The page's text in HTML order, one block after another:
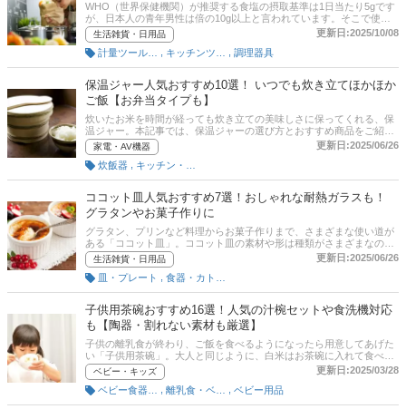
WHO（世界保健機関）が推奨する食塩の摂取基準は1日当たり5gです
が、日本人の青年男性は倍の10g以上と言われています。そこで使い
たいのが塩分計。普段何気なく口にしている味噌汁などの食べ物に含
まれている塩分濃度を計測できるので、塩分制限中の方や塩分のとり
すぎを気にする方にぜひ使ってもらいたいアイテムです。そこでこの
記事では、フードコーディネーターの加治佐由香里さんと編集部が、
塩分計の選び方とおすすめの商品をご紹介。スティックタイプやスプ
ーン、乗せるだけのものなど形状や種類があります。測ることのでき
る精度も商品によって異なり、タニタやドリテック、アタゴなどさま
ざまなメーカーから販売されています。記事後半には、Amazonなど
の通販サイトの最新人気ランキングのリンクもあるので、売れ筋や口
コミを確認してみましょう。
生活雑貨・日用品
更新日:2025/10/08
調理器具
保温ジャー人気おすすめ10選！ いつでも炊き立てほかほか
ご飯【お弁当タイプも】
炊いたお米を時間が経っても炊き立ての美味しさに保ってくれる、保
温ジャー。本記事では、保温ジャーの選び方とおすすめ商品をご紹
介。3合～5合程度の小さめサイズ、2升以上の業務用サイズ、お弁当
用のおしゃれなランチジャーなど、幅広くピックアップしているの
で、ぜひ参考にしてくださいね。記事後半には、Amazonなどの通販
サイトの最新人気ランキングのリンクもあるので、売れ筋や口コミを
確認してみましょう。
家電・AV機器
更新日:2025/06/26
炊飯器
ココット皿人気おすすめ7選！おしゃれな耐熱ガラスも！
グラタンやお菓子作りに
グラタン、プリンなど料理からお菓子作りまで、さまざまな使い道が
ある「ココット皿」。ココット皿の素材や形は種類がさまざまなので
迷ってしまう人もいるのではないでしょうか。そこで今回は、フード
コーディネーターの加治佐由香里さんに取材し、ココット皿の選び方
とおすすめ商品をご紹介！おしゃれな耐熱ガラス製や便利な蓋付き、
オーブントースター対応の商品もピックアップしています。記事の後
半にはAmazonや楽天など通販サイトの最新人気ランキングも載せて
いますので、売れ筋や口コミもあわせてチェックしてみてください。
生活雑貨・日用品
更新日:2025/06/26
皿・プレート
子供用茶碗おすすめ16選！人気の汁椀セットや食洗機対応
も【陶器・割れない素材も厳選】
子供の離乳食が終わり、ご飯を食べるようになったら用意してあげた
い「子供用茶碗」。大人と同じように、白米はお茶碗に入れて食べさ
せてあげたいですよね。この記事では、フードコーディネーターの加
治佐由香里さんへの取材をもとに、子供用茶碗の選び方とおすすめ商
品をご紹介します。子供が手に持ちやすいサイズや、ご飯を残しづら
い工夫がされている商品をピックアップしました。また、食洗機・電
ベビー・キッズ
更新日:2025/03/28
ベビー用品